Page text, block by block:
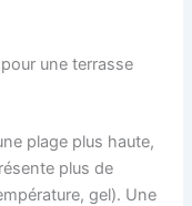
une terrasse
plage plus haute,
plus de
gel). Une